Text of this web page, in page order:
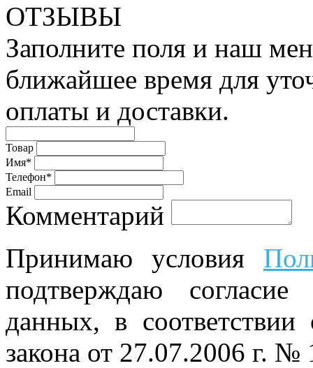
ОТЗЫВЫ
Заполните поля и наш
ближайшее время для
оплаты и доставки.
Товар
Имя*
Телефон*
Email
Комментарий
Принимаю условия
подтверждаю
данных, в
закона от 27.07.2006 г.